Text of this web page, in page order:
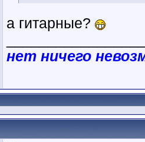
а гитарные?
нет ничего